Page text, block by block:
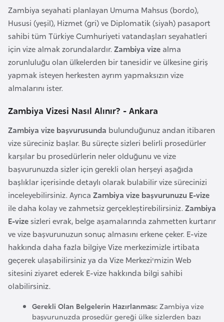
Zambiya seyahati planlayan Umuma Mahsus (bordo),
Hususi (yeşil), Hizmet (gri) ve Diplomatik (siyah) pasaport
sahibi tüm Türkiye Cumhuriyeti vatandaşları seyahatleri
için vize almak zorundalardır. Zambiya vize alma
zorunluluğu olan ülkelerden bir tanesidir ve ülkesine giriş
yapmak isteyen herkesten ayrım yapmaksızın vize
almalarını ister.
Zambiya Vizesi Nasıl Alınır? - Ankara
Zambiya vize başvurusunda bulunduğunuz andan itibaren
vize süreciniz başlar. Bu süreçte sizleri belirli prosedürler
karşılar bu prosedürlerin neler olduğunu ve vize
başvurunuzda sizler için gerekli olan herşeyi aşağıda
başlıklar içerisinde detaylı olarak bulabilir vize sürecinizi
inceleyebilirsiniz. Ayrıca Zambiya vize başvurunuzu E-vize
ile daha kolay ve zahmetsiz gerçekleştirebilirsiniz. Zambiya
E-vizesizleri evrak, belge aşamalarında zahmetten kurtarır
ve vize başvurunuzun sonuç almasını erkene çeker. E-vize
hakkında daha fazla bilgiye Vize merkezimizle irtibata
geçerek ulaşabilirsiniz ya da Vize Merkezi'mizin Web
sitesini ziyaret ederek E-vize hakkında bilgi sahibi
olabilirsiniz.
Gerekli Olan Belgelerin Hazırlanması:Zambiya vize
başvurunuzda prosedür gereği ülke sizlerden bazı
i
k
a
B
e
n
n
B
o
s
n
a
H
e
r
s
e
k